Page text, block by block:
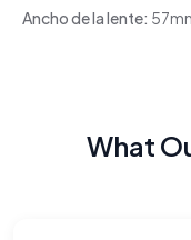
Ancho de la lente:
What